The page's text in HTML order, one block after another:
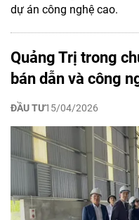
dự án công nghệ cao.
Quảng Trị trong
bán dẫn và công
ĐẦU TƯ15/04/2026